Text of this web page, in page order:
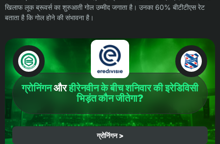
खिलाफ लूक ब्रूवर्स का शुरुआती गोल उम्मीद जगाता है। उनका 60% बीटीटीएस रेट
बताता है कि गोल होने की संभावना है।
ग्रोनिंगनऔरहीरेनवीन के बीचशनिवार की इरेडिविसी
भिड़ंत कौन जीतेगा?
ग्रोनिंगन >